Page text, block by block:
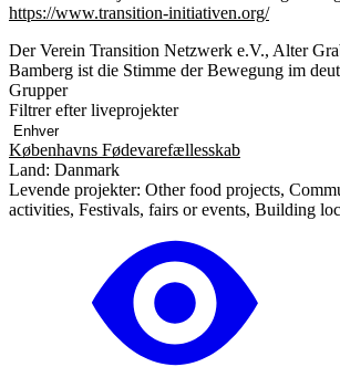
https://www.transition-initiativen.org/
Der Verein Transition Netzwerk e.V., Alter
Bamberg ist die Stimme der Bewegung im
Grupper
Filtrer efter liveprojekter
Københavns Fødevarefællesskab
Land: Danmark
Levende projekter: Other food projects,
activities, Festivals, fairs or events, Building